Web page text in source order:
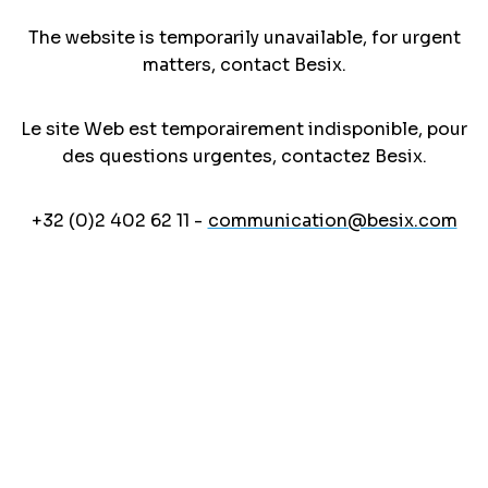
The website is temporarily unavailable, for urgent
matters, contact Besix.
Le site Web est temporairement indisponible, pour
des questions urgentes, contactez Besix.
+32 (0)2 402 62 11 - communication@besix.com